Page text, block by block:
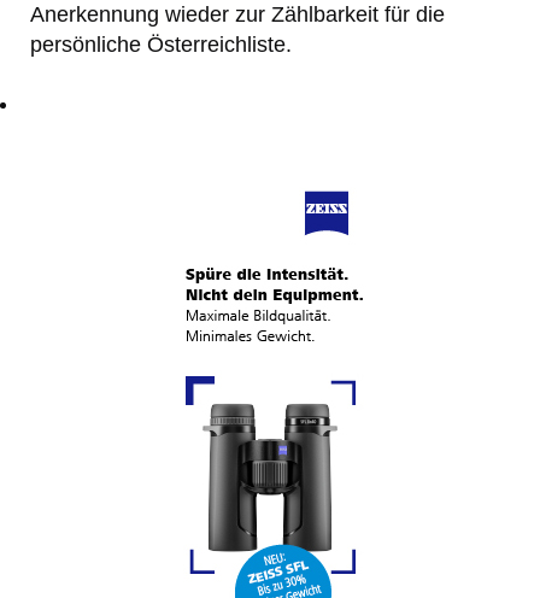
Anerkennung wieder zur Zählbarkeit für die
persönliche Österreichliste.